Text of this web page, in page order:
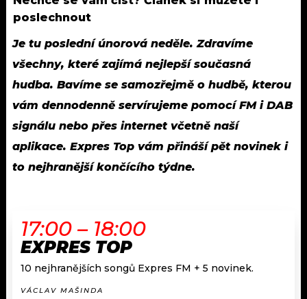
poslechnout
Je tu poslední únorová neděle. Zdravíme
všechny, které zajímá nejlepší současná
hudba. Bavíme se samozřejmě o hudbě, kterou
vám dennodenně servírujeme pomocí FM i DAB
signálu nebo přes internet včetně naší
aplikace. Expres Top vám přináší pět novinek i
to nejhranější končícího týdne.
17:00 – 18:00
EXPRES TOP
10 nejhranějších songů Expres FM + 5 novinek.
VÁCLAV MAŠINDA